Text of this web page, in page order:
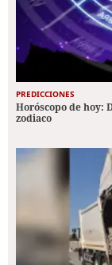
PREDICCIONES
Horóscopo de hoy:
zodiaco